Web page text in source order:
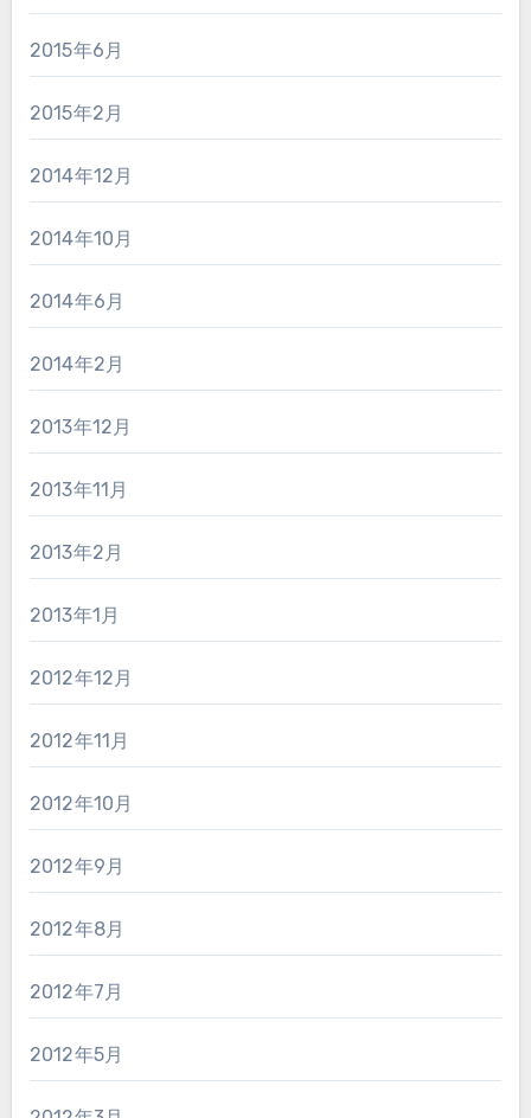
2015年6月
2015年2月
2014年12月
2014年10月
2014年6月
2014年2月
2013年12月
2013年11月
2013年2月
2013年1月
2012年12月
2012年11月
2012年10月
2012年9月
2012年8月
2012年7月
2012年5月